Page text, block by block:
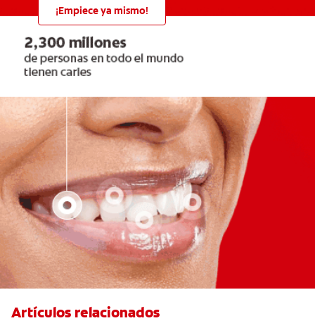
¡Empiece ya mismo!
Artículos relacionados